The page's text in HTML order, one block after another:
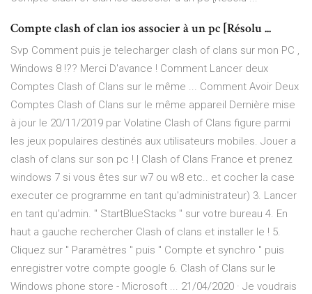
Compte clash of clan ios associer à un pc [Résolu ...
Svp Comment puis je telecharger clash of clans sur mon PC ,
Windows 8 !?? Merci D'avance ! Comment Lancer deux
Comptes Clash of Clans sur le même ... Comment Avoir Deux
Comptes Clash of Clans sur le même appareil Dernière mise
à jour le 20/11/2019 par Volatine Clash of Clans figure parmi
les jeux populaires destinés aux utilisateurs mobiles. Jouer a
clash of clans sur son pc ! | Clash of Clans France et prenez
windows 7 si vous êtes sur w7 ou w8 etc.. et cocher la case
executer ce programme en tant qu'administrateur) 3. Lancer
en tant qu'admin. " StartBlueStacks " sur votre bureau 4. En
haut a gauche rechercher Clash of clans et installer le ! 5.
Cliquez sur " Paramètres " puis " Compte et synchro " puis
enregistrer votre compte google 6. Clash of Clans sur le
Windows phone store - Microsoft ... 21/04/2020 · Je voudrais